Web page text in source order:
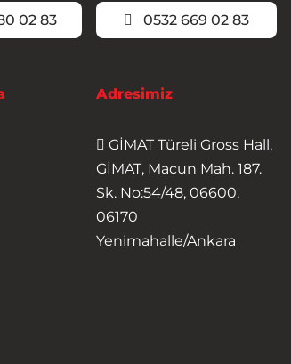
02 83 0532 669 02 83
Adresimiz
GİMAT Türeli Gross Hall,
GİMAT, Macun Mah. 187.
Sk. No:54/48, 06600,
06170
Yenimahalle/Ankara